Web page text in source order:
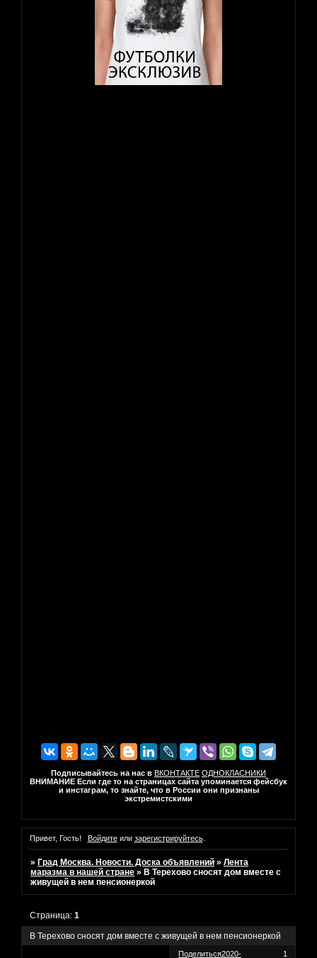
Подписывайтесь на нас в ВКОНТАКТЕ ОДНОКЛАСНИКИ
ВНИМАНИЕ Если где то на страницах сайта упоминается фейсбук
и инстаграм, то знайте, что в России они признаны
экстремистскими
Привет, Гость! Войдитеили зарегистрируйтесь.
» Град Москва. Новости. Доска объявлений »Лента
маразма в нашей стране » В Терехово сносят дом вместе с
живущей в нем пенсионеркой
В Терехово сносят дом вместе с живущей в нем пенсионеркой
Страница:1
Поделиться 1
2020-